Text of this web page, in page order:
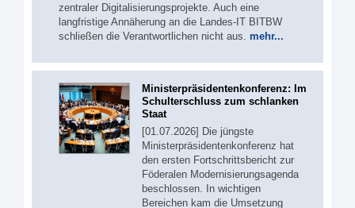
zentraler Digitalisierungsprojekte. Auch eine
langfristige Annäherung an die Landes-IT BITBW
schließen die Verantwortlichen nicht aus. mehr...
Ministerpräsidentenkonferenz: Im
Schulterschluss zum schlanken
Staat
[01.07.2026] Die jüngste
Ministerpräsidentenkonferenz hat
den ersten Fortschrittsbericht zur
Föderalen Modernisierungsagenda
beschlossen. In wichtigen
Bereichen kam die Umsetzung